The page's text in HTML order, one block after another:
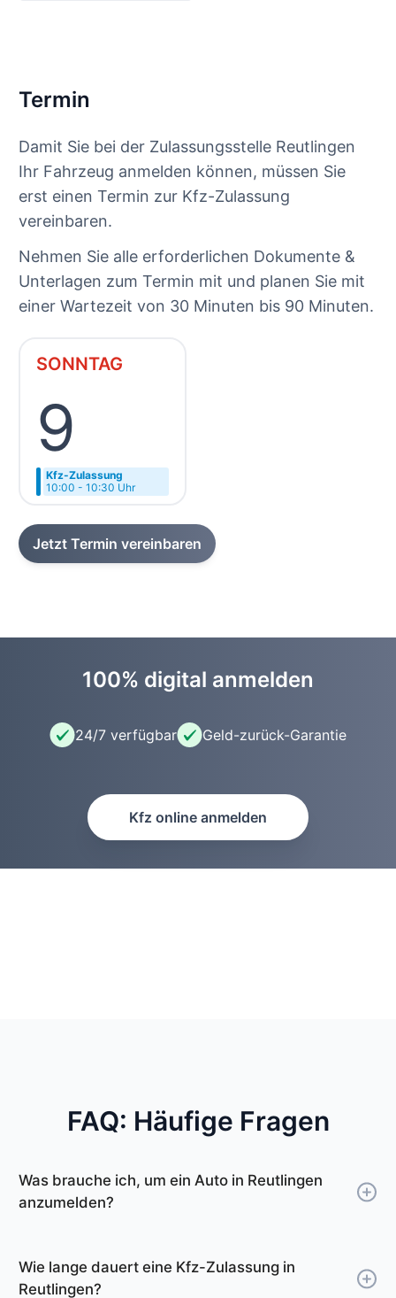
Termin
Damit Sie bei der Zulassungsstelle Reutlingen
Ihr Fahrzeug anmelden können, müssen Sie
erst einen Termin zur Kfz-Zulassung
vereinbaren.
Nehmen Sie alle erforderlichen Dokumente &
Unterlagen zum Termin mit und planen Sie mit
einer Wartezeit von 30 Minuten bis 90 Minuten.
SONNTAG
9
Kfz-Zulassung
10:00 - 10:30 Uhr
Jetzt Termin vereinbaren
100% digital anmelden
24/7 verfügbar Geld-zurück-Garantie
Kfz online anmelden
FAQ: Häufige Fragen
Was brauche ich, um ein Auto in Reutlingen
anzumelden?
Reisepass, die Zulassungsbescheinigung Teil I
Wie lange dauert eine Kfz-Zulassung in
Reutlingen?